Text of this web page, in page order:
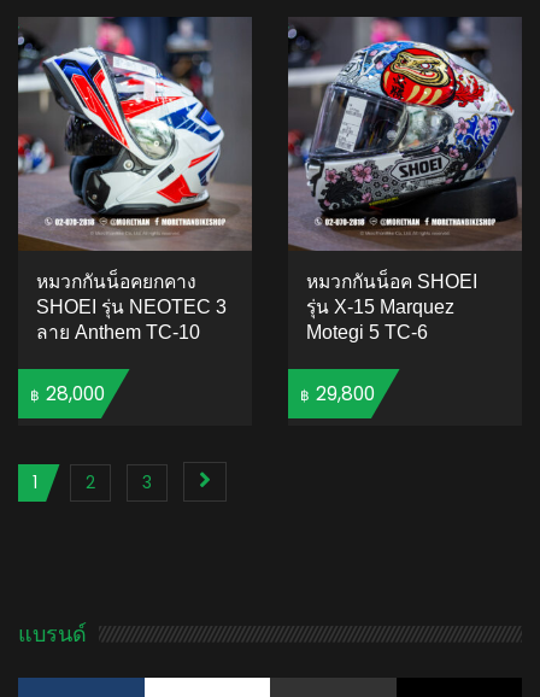
หมวกกันน็อคยกคาง
SHOEI รุ่น NEOTEC 3
ลาย Anthem TC-10
฿ 28,000
หมวกกันน็อค SHOEI
รุ่น X-15 Marquez
Motegi 5 TC-6
฿ 29,800
1 2 3
แบรนด์